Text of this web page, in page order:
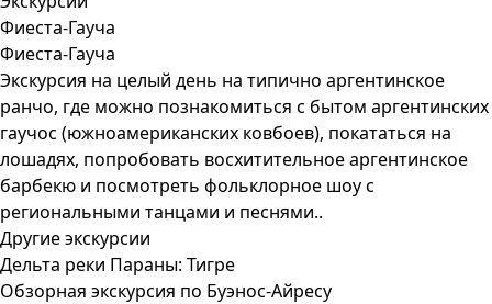
Фиеста-Гауча
Фиеста-Гауча
Экскурсия на целый день на типично аргентинское
ранчо, где можно познакомиться с бытом аргентинских
гаучос (южноамериканских ковбоев), покататься на
лошадях, попробовать восхитительное аргентинское
барбекю и посмотреть фольклорное шоу с
региональными танцами и песнями..
Другие экскурсии
Дельта реки Параны: Тигре
Обзорная экскурсия по Буэнос-Айресу